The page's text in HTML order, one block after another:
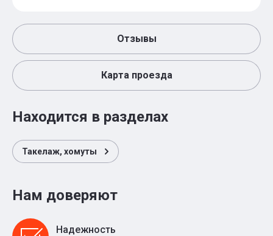
Отзывы
Карта проезда
Находится в разделах
Такелаж, хомуты
Нам доверяют
Надежность